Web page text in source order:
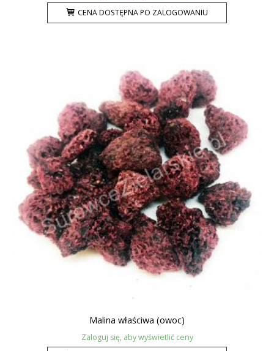
CENA DOSTĘPNA PO ZALOGOWANIU
Malina właściwa (owoc)
Zaloguj się, aby wyświetlić ceny